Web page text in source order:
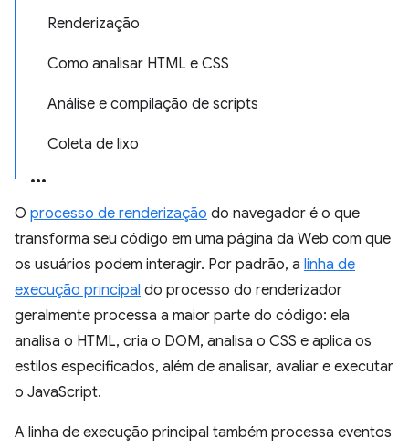
Renderização
Como analisar HTML e CSS
Análise e compilação de scripts
Coleta de lixo
O processo de renderização do navegador é o que
transforma seu código em uma página da Web com que
os usuários podem interagir. Por padrão, a linha de
execução principal do processo do renderizador
geralmente processa a maior parte do código: ela
analisa o HTML, cria o DOM, analisa o CSS e aplica os
estilos especificados, além de analisar, avaliar e executar
o JavaScript.
A linha de execução principal também processa eventos